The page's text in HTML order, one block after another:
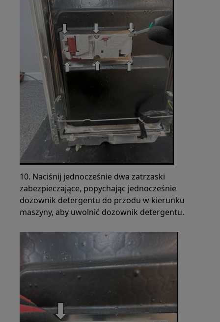
10. Naciśnij jednocześnie dwa zatrzaski
zabezpieczające, popychając jednocześnie
dozownik detergentu do przodu w kierunku
maszyny, aby uwolnić dozownik detergentu.